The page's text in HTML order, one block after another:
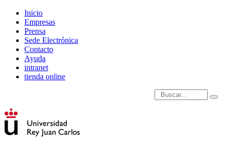
Inicio
Empresas
Prensa
Sede Electrónica
Contacto
Ayuda
intranet
tienda online
Introduce términos de